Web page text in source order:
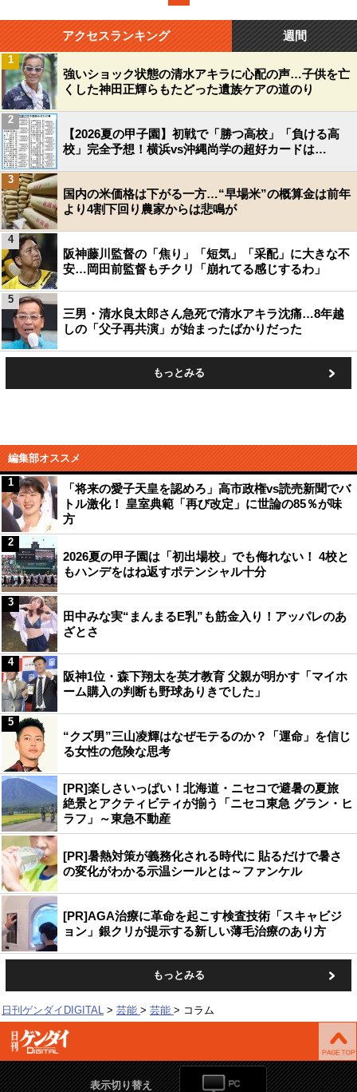
アクセスランキング 週間
強いショック状態の清水アキラに心配の声…子供を亡
くした神田正輝らもたどった遺族ケアの道のり
1
【2026夏の甲子園】初戦で「勝つ高校」「負ける高
校」完全予想！横浜vs沖縄尚学の超好カードは…
2
国内の米価格は下がる一方…“早場米”の概算金は前年
より4割下回り農家からは悲鳴が
3
阪神藤川監督の「焦り」「短気」「采配」に大きな不
安…岡田前監督もチクリ「崩れてる感じするわ」
4
三男・清水良太郎さん急死で清水アキラ沈痛…8年越
しの「父子再共演」が始まったばかりだった
5
もっとみる
編集部オススメ
「将来の愛子天皇を認めろ」高市政権vs読売新聞でバ
トル激化！ 皇室典範「再び改定」に世論の85％が味
方
1
2026夏の甲子園は「初出場校」でも侮れない！ 4校と
もハンデをはね返すポテンシャル十分
2
田中みな実“まんまるE乳”も筋金入り！アッパレのあ
ざとさ
3
阪神1位・森下翔太を英才教育 父親が明かす「マイホ
ーム購入の判断も野球ありきでした」
4
“クズ男”三山凌輝はなぜモテるのか？「運命」を信じ
る女性の危険な思考
5
[PR]楽しさいっぱい！北海道・ニセコで避暑の夏旅
絶景とアクティビティが揃う「ニセコ東急 グラン・ヒ
ラフ」～東急不動産
[PR]暑熱対策が義務化される時代に 貼るだけで暑さ
の変化がわかる示温シールとは～ファンケル
[PR]AGA治療に革命を起こす検査技術「スキャビジ
ョン」銀クリが提示する新しい薄毛治療のあり方
もっとみる
日刊ゲンダイDIGITAL 芸能 芸能 コラム
表示切り替え